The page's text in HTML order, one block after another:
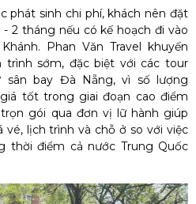
phát sinh chi phí, khách nên đặt
2 tháng nếu có kế hoạch đi vào
Phan Văn Travel khuyến
sớm, đặc biệt với các tour
sân bay Đà Nẵng, vì số lượng
tốt trong giai đoạn cao điểm
gói qua đơn vị lữ hành giúp
lịch trình và chỗ ở so với việc
thời điểm cả nước Trung Quốc